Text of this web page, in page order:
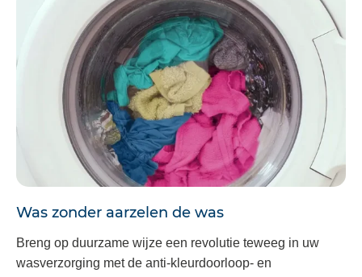
Was zonder aarzelen de was
Breng op duurzame wijze een revolutie teweeg in uw
wasverzorging met de anti-kleurdoorloop- en